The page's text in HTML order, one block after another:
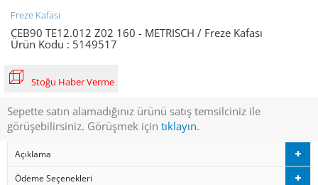
Freze Kafası
CEB90 TE12.012 Z02 160 - METRISCH / Freze Kafası
Ürün Kodu : 5149517
Stoğu Haber Verme
Sepette satın alamadığınız ürünü satış temsilciniz ile
görüşebilirsiniz. Görüşmek için tıklayın.
Açıklama
Ödeme Seçenekleri